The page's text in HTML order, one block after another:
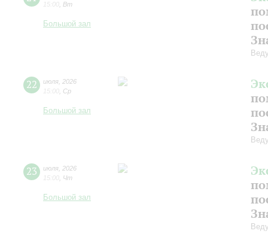
15:00 Вт
Большой зал
22 июля 2026
15:00 Ср
Большой зал
23 июля 2026
15:00 Чт
Большой зал